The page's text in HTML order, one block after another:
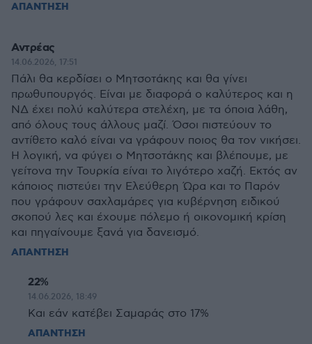
ΑΠΑΝΤΗΣΗ
Αντρέας
14.06.2026, 17:51
Πάλι θα κερδίσει ο Μητσοτάκης και θα γίνει
πρωθυπουργός. Είναι με διαφορά ο καλύτερος και η
ΝΔ έχει πολύ καλύτερα στελέχη, με τα όποια λάθη,
από όλους τους άλλους μαζί. Όσοι πιστεύουν το
αντίθετο καλό είναι να γράφουν ποιος θα τον νικήσει.
Η λογική, να φύγει ο Μητσοτάκης και βλέπουμε, με
γείτονα την Τουρκία είναι το λιγότερο χαζή. Εκτός αν
κάποιος πιστεύει την Ελεύθερη Ώρα και το Παρόν
που γράφουν σαχλαμάρες για κυβέρνηση ειδικού
σκοπού λες και έχουμε πόλεμο ή οικονομική κρίση
και πηγαίνουμε ξανά για δανεισμό.
ΑΠΑΝΤΗΣΗ
22%
14.06.2026, 18:49
Και εάν κατέβει Σαμαράς στο 17%
ΑΠΑΝΤΗΣΗ